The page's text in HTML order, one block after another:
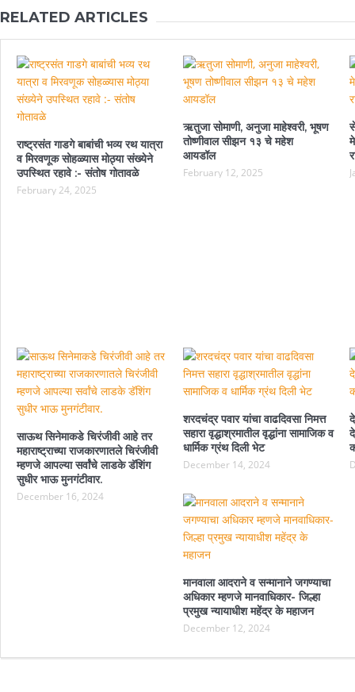
RELATED ARTICLES
राष्ट्रसंत गाडगे बाबांची भव्य रथ यात्रा
व मिरवणूक सोहळ्यास मोठ्या संख्येने
उपस्थित रहावे :- संतोष गोतावळे
February 24, 2025
ऋतुजा सोमाणी, अनुजा माहेश्वरी, भूषण
तोष्णीवाल सीझन १३ चे महेश
आयडॉल
February 12, 2025
साऊथ सिनेमाकडे चिरंजीवी आहे तर
महाराष्ट्राच्या राजकारणातले चिरंजीवी
म्हणजे आपल्या सर्वांचे लाडके डॅशिंग
सुधीर भाऊ मुनगंटीवार.
December 16, 2024
शरदचंद्र पवार यांचा वाढदिवसा निमत्त
सहारा वृद्धाश्रमातील वृद्धांना सामाजिक व
धार्मिक ग्रंथ दिली भेट
December 14, 2024
मानवाला आदराने व सन्मानाने जगण्याचा
अधिकार म्हणजे मानवाधिकार- जिल्हा
प्रमुख न्यायाधीश महेंद्र के महाजन
December 12, 2024